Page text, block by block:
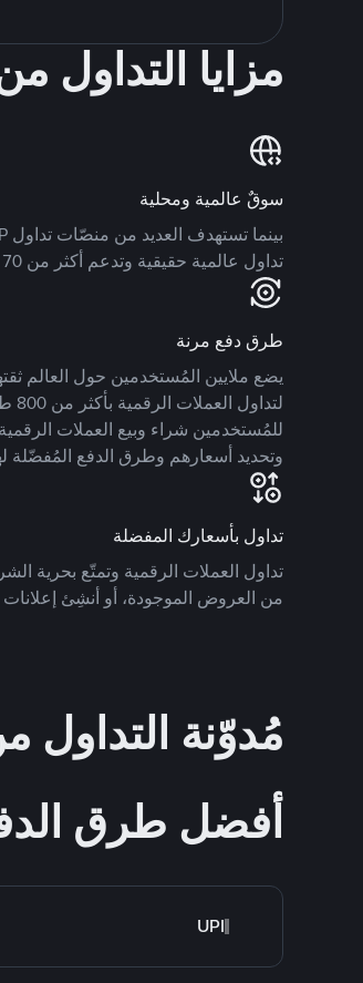
مزايا
سوقٌ عالمية ومحلية
تداول عالمية حقيقية وتدعم أكثر من 70 عملة محلية.
طرق دفع مرنة
للمُستخدمين شراء وبيع العملات
وتحديد أسعارهم وطرق الدفع المُفضّلة
تداول بأسعارك المفضلة
تداول العملات الرقمية وتمتّع بحرية
من العروض الموجودة، أو أنشِئ
مُدوّنة
أفضل طرق
UPI